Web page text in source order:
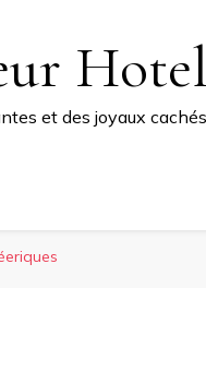
Hotel
et des joyaux